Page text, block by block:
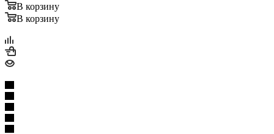
В корзину
В корзину